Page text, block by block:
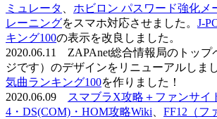
ミュレータ
ホビロン パスワード強化メ
レーニングをスマホ対応させました。 J-
キング100の表示を改良しました。
2020.06.11 ZAPAnet総合情報局のトップ
ジです）のデザインをリニューアルしま
気曲ランキング100を作りました！
2020.06.09
スマブラX攻略＋ファンサイ
4・DS(COM)・HOM攻略Wiki
FF12（フ